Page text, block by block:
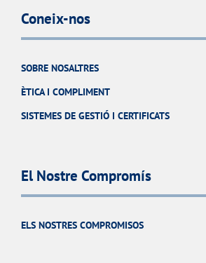
Coneix-nos
SOBRE NOSALTRES
ÈTICA I COMPLIMENT
SISTEMES DE GESTIÓ I CERTIFICATS
El Nostre Compromís
ELS NOSTRES COMPROMISOS